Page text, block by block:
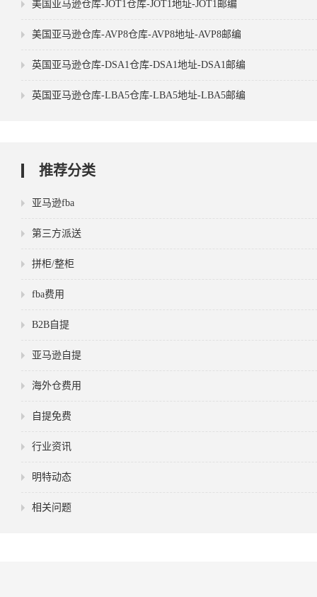
美国亚马逊仓库-JOT1仓库-JOT1地址-JOT1邮编
美国亚马逊仓库-AVP8仓库-AVP8地址-AVP8邮编
英国亚马逊仓库-DSA1仓库-DSA1地址-DSA1邮编
英国亚马逊仓库-LBA5仓库-LBA5地址-LBA5邮编
推荐分类
亚马逊fba
第三方派送
拼柜/整柜
fba费用
B2B自提
亚马逊自提
海外仓费用
自提免费
行业资讯
明特动态
相关问题